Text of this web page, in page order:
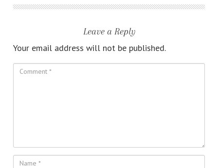
Leave a Reply
Your email address will not be published.